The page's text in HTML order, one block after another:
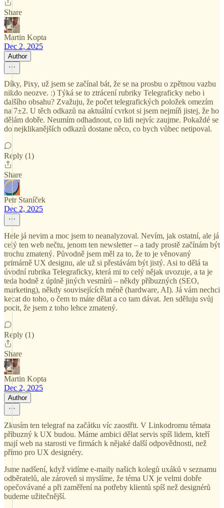
Share
Martin Kopta
Dec 2, 2025
Author
Díky, Pixy, už jsem se začínal bát, že se na prosbu o zpětnou vazbu
nikdo neozve. :) Týká se to ztrácení rubriky Telegraficky nebo i
dalšího obsahu? Zvažuju, že počet telegrafických položek omezím
na 7±2. U těch odkazů na aktuální cvrkot si jsem nejmíň jistej, že ho
dělám dobře. Neumím odhadnout, co lidi nejvíc zaujme. Pokaždé se
do nejklikanějších odkazů dostane něco, co bych vůbec netipoval.
Reply (1)
Share
Petr Staníček
Dec 2, 2025
Hele já nevim a moc jsem to neanalyzoval. Nevím, jak ostatní, ale já
celý ten web nečtu, jenom ten newsletter – a tady prostě začínám být
trochu zmatený. Původně jsem měl za to, že to je věnovaný
primárně UX designu, ale už si přestávám být jistý. Asi to dělá ta
úvodní rubrika Telegraficky, která mi to celý nějak uvozuje, a ta je
teda hodně z úplně jiných vesmírů – někdy příbuzných (SEO,
marketing), někdy souvisejících méně (hardware, AI). Já vám nechci
kecat do toho, o čem to máte dělat a co tam dávat. Jen sděluju svůj
pocit, že jsem z toho lehce zmatený.
Reply (1)
Share
Martin Kopta
Dec 2, 2025
Author
Zkusím ten telegraf na začátku víc zaostřit. V Linkodromu témata
příbuzný k UX budou. Máme ambici dělat servis spíš lidem, kteří
mají web na starosti ve firmách k nějaké další odpovědnosti, než
přímo pro UX designéry.
Jsme nadšení, když vidíme e-maily našich kolegů uxáků v seznamu
odběratelů, ale zároveň si myslíme, že téma UX je velmi dobře
opečovávané a při zaměření na potřeby klientů spíš než designérů
budeme užitečnější.